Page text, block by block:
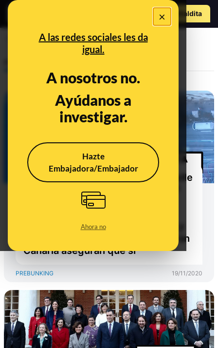
×
A las redes sociales les da
igual.
A nosotros no.
Ayúdanos a
investigar.
Hazte
Embajadora/Embajador
Ahora no
Hazte Maldita
¿Los inmigrantes pasan en el muelle
de Arguineguín más de 72 horas?
Marlaska lo niega, pero distintas
con responsabilidad en Canarias y
el juez de vigilancia del CIE de Gran
Canaria aseguran que sí
PREBUNKING 19/11/2020